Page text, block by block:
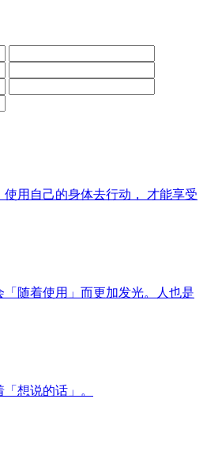
使用自己的身体去行动， 才能享受
「随着使用」而更加发光。人也是
想说的话」。